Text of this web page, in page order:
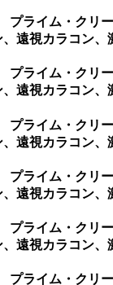
プライム・ク
遠視カラコン
プライム・ク
遠視カラコン
プライム・ク
遠視カラコン
プライム・ク
遠視カラコン
プライム・ク
遠視カラコン
プライム・ク